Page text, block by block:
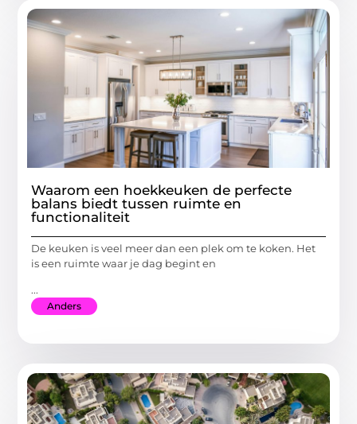
Waarom een hoekkeuken de perfecte
balans biedt tussen ruimte en
functionaliteit
De keuken is veel meer dan een plek om te koken. Het
is een ruimte waar je dag begint en
...
Anders